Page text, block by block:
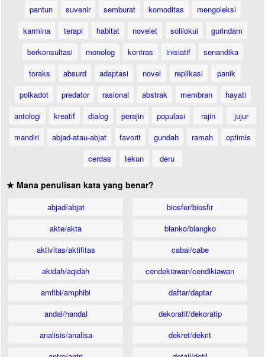
pantun
suvenir semburat komoditas
mengoleksi
karmina
terapi habitat novelet solilokui
gurindam
berkonsultasi
monolog kontras inisiatif
senandika
toraks
absurd adaptasi novel replikasi
panik
polkadot
predator rasional abstrak membran
hayati
antologi
kreatif dialog perajin populasi rajin
jujur
mandiri
abjad-atau-abjat favorit gundah ramah
optimis
cerdas
tekun deru
★ Mana penulisan kata yang benar?
abjad/abjat
akte/akta
aktivitas/aktifitas
akidah/aqidah
amfibi/amphibi
andal/handal
analisis/analisa
biosfer/biosfir
blanko/blangko
cabai/cabe
cendekiawan/cendikiawan
daftar/daptar
dekoratif/dekoratip
dekret/dekrit